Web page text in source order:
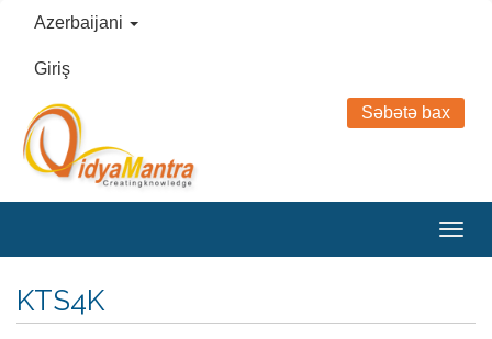
Azerbaijani
Giriş
Səbətə bax
KTS4K